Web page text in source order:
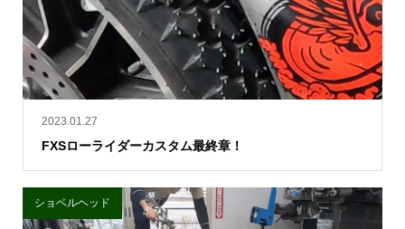
2023.01.27
FXSローライダーカスタム最終章！
ショベルヘッド